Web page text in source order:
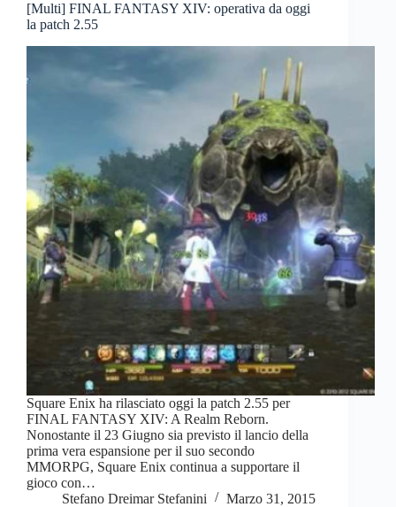
[Multi] FINAL FANTASY XIV: operativa da oggi
la patch 2.55
Square Enix ha rilasciato oggi la patch 2.55 per
FINAL FANTASY XIV: A Realm Reborn.
Nonostante il 23 Giugno sia previsto il lancio della
prima vera espansione per il suo secondo
MMORPG, Square Enix continua a supportare il
gioco con…
Stefano Dreimar Stefanini
Marzo 31, 2015